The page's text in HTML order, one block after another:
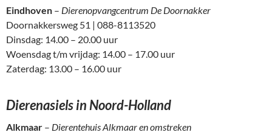
Eindhoven – Dierenopvangcentrum De Doornakker
Doornakkersweg 51 | 088-8113520
Dinsdag: 14.00 – 20.00 uur
Woensdag t/m vrijdag: 14.00 – 17.00 uur
Zaterdag: 13.00 – 16.00 uur
Dierenasiels in Noord-Holland
Alkmaar – Dierentehuis Alkmaar en omstreken